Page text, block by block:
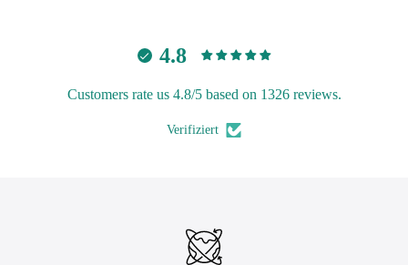
4.8
Customers rate us 4.8/5 based on 1326 reviews.
Verifiziert